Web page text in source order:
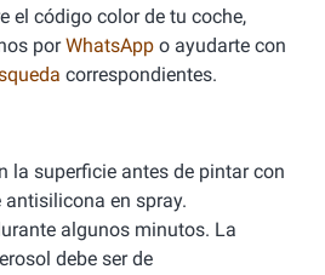
el código color de tu coche,
porWhatsApp o ayudarte con
correspondientes.
la superficie antes de pintar con
antisilicona en spray.
algunos minutos. La
debe ser de